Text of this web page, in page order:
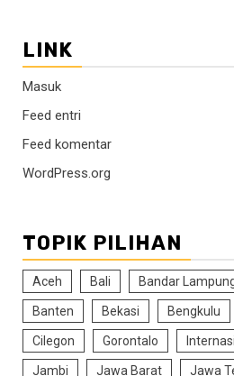
LINK
Masuk
Feed entri
Feed komentar
WordPress.org
TOPIK PILIHAN
Aceh Bali Bandar
Banten Bekasi Bengkulu
Cilegon Gorontalo
Jambi Jawa Barat Jawa